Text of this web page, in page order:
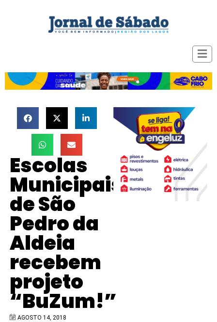
Escolas
Municipais
de São
Pedro da
Aldeia
recebem
projeto
“BuZum!”
AGOSTO 14, 2018